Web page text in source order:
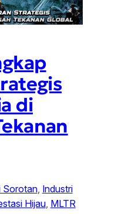
di
Sorotan, Industri
Hijau, MLTR